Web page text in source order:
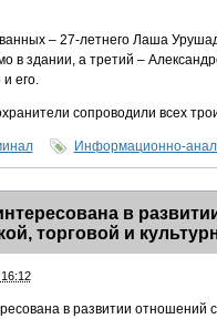
– 27-летнего Лаша
в здании, а третий –
его.
сопроводили всех
Информационно-
в
торговой и
в развитии отношений